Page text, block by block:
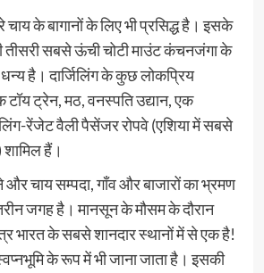
चाय के बागानों के लिए भी प्रसिद्ध है। इसके
तीसरी सबसे ऊंची चोटी माउंट कंचनजंगा के
है। दार्जिलिंग के कुछ लोकप्रिय
टॉय ट्रेन, मठ, वनस्पति उद्यान, एक
रेंजेट वैली पैसेंजर रोपवे (एशिया में सबसे
शामिल हैं।
और चाय सम्पदा, गाँव और बाजारों का भ्रमण
जगह है। मानसून के मौसम के दौरान
भारत के सबसे शानदार स्थानों में से एक है!
स्वप्नभूमि के रूप में भी जाना जाता है। इसकी